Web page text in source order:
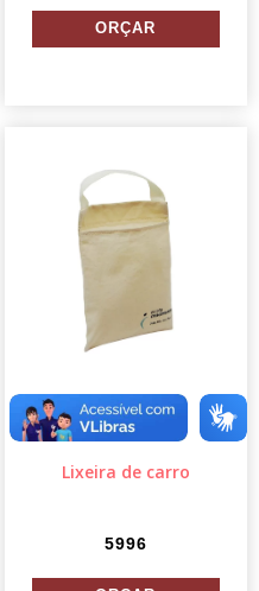
Lixeira de carro
5996